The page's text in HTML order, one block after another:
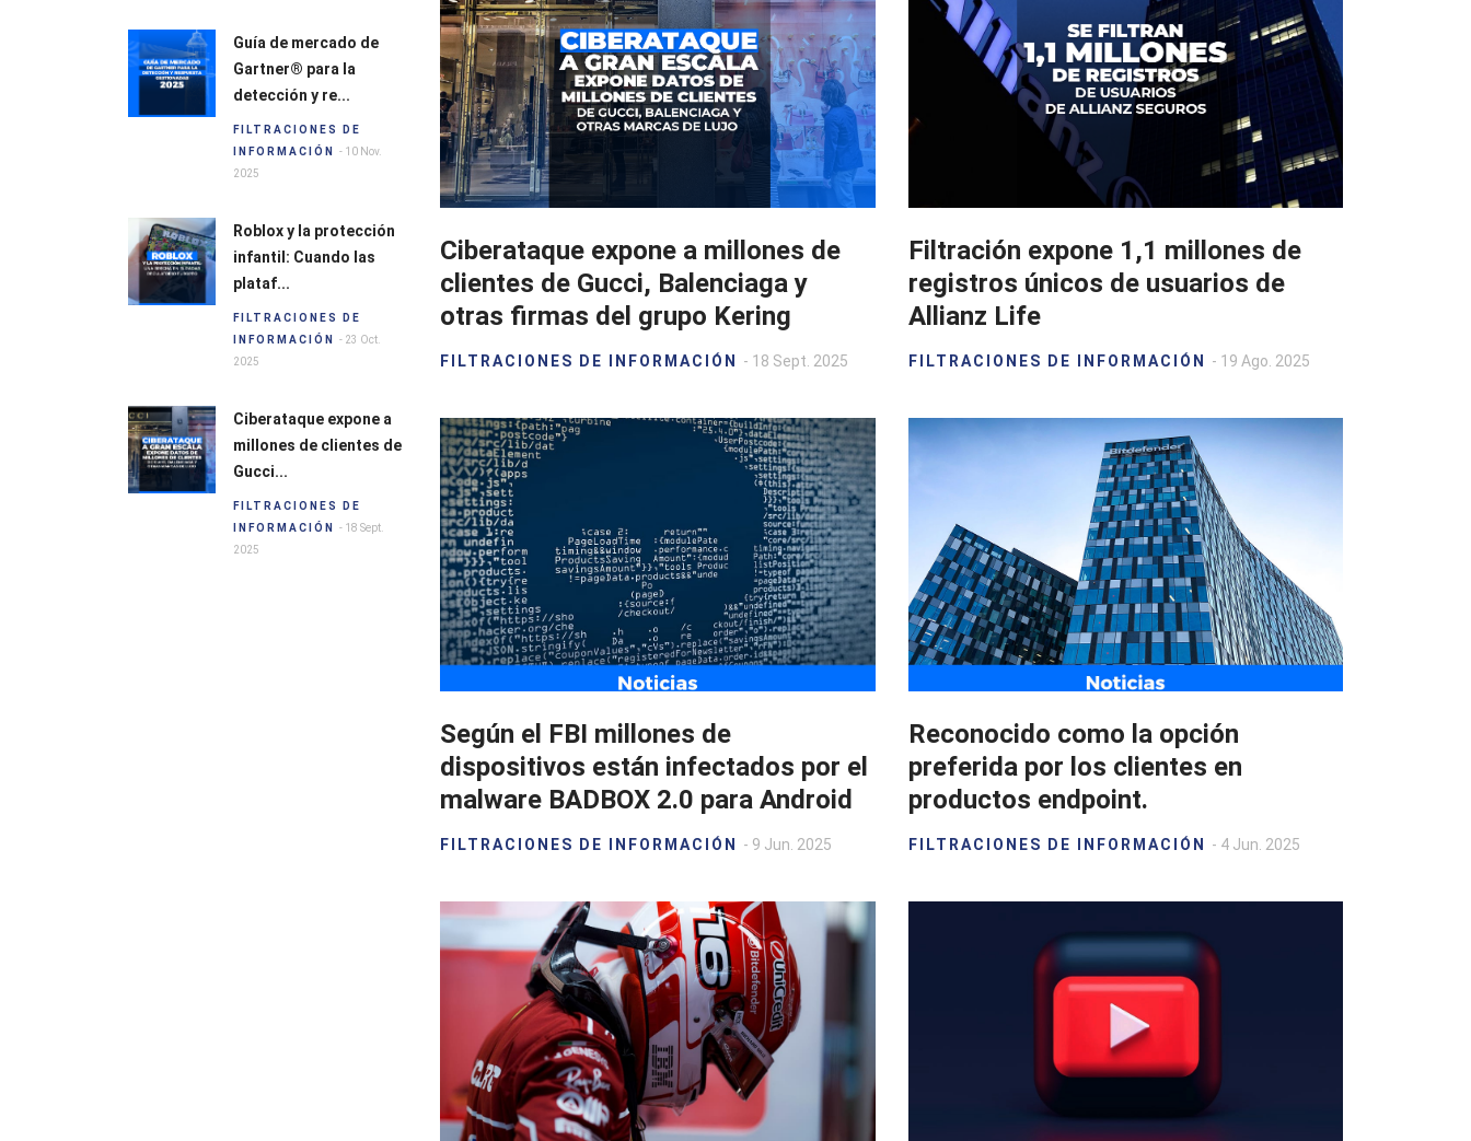
Guía de mercado de
Gartner® para la
detección y re...
FILTRACIONES DE
INFORMACIÓN - 10 Nov.
2025
Roblox y la protección
infantil: Cuando las
plataf...
FILTRACIONES DE
INFORMACIÓN - 23 Oct.
2025
Ciberataque expone a
millones de clientes de
Gucci...
FILTRACIONES DE
INFORMACIÓN - 18 Sept.
2025
Ciberataque expone a millones de
clientes de Gucci, Balenciaga y
otras firmas del grupo Kering
FILTRACIONES DE INFORMACIÓN - 18 Sept. 2025
Filtración expone 1,1 millones de
registros únicos de usuarios de
Allianz Life
FILTRACIONES DE INFORMACIÓN - 19 Ago. 2025
Según el FBI millones de
dispositivos están infectados por el
malware BADBOX 2.0 para Android
FILTRACIONES DE INFORMACIÓN - 9 Jun. 2025
Reconocido como la opción
preferida por los clientes en
productos endpoint.
FILTRACIONES DE INFORMACIÓN - 4 Jun. 2025